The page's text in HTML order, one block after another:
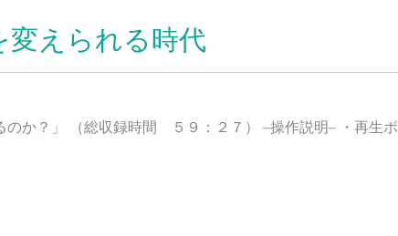
えられる時代
か？」 （総収録時間 ５９：２７） –操作説明– ・再生ボ